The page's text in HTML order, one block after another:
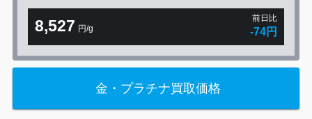
8,527 円/g
前日比
-74円
金・プラチナ買取価格